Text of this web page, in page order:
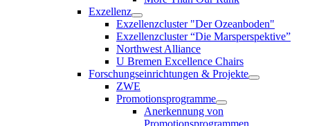
Exzellenz
Exzellenzcluster "Der Ozeanboden"
Exzellenzcluster “Die Marsperspektive”
Northwest Alliance
U Bremen Excellence Chairs
Forschungseinrichtungen & Projekte
ZWE
Promotionsprogramme
Anerkennung von
Promotionsprogrammen